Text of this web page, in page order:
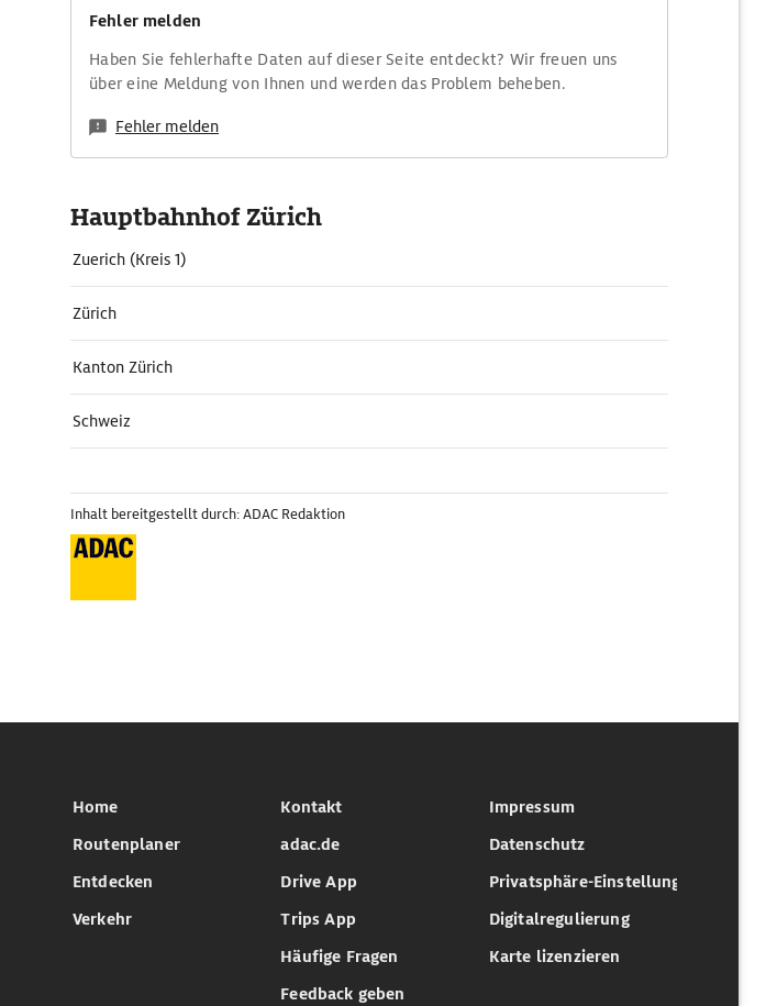
Fehler melden
Haben Sie fehlerhafte Daten auf dieser Seite entdeckt? Wir freuen uns
über eine Meldung von Ihnen und werden das Problem beheben.
Fehler melden
Hauptbahnhof Zürich
Zuerich (Kreis 1)
Zürich
Kanton Zürich
Schweiz
Inhalt bereitgestellt durch: ADAC Redaktion
Home
Routenplaner
Entdecken
Verkehr
Kontakt
adac.de
Drive App
Trips App
Häufige Fragen
Feedback geben
Impressum
Datenschutz
Privatsphäre-Einstellungen
Digitalregulierung
Karte lizenzieren